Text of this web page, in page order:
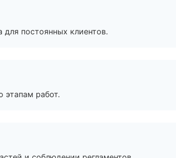
для постоянных клиентов.
этапам работ.